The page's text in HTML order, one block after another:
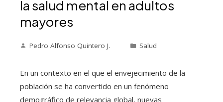
la salud mental en adultos
mayores
Pedro Alfonso Quintero J. Salud
En un contexto en el que el envejecimiento de la
población se ha convertido en un fenómeno
demográfico de relevancia global, nuevas